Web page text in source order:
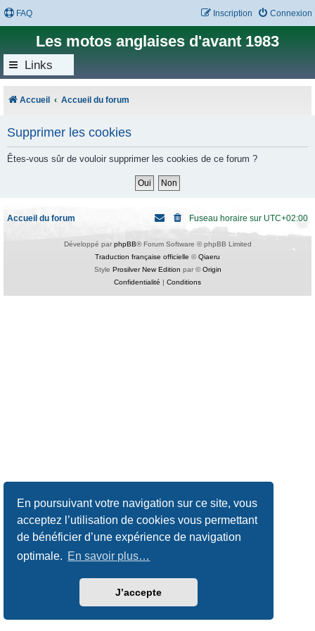
En poursuivant votre navigation sur ce site, vous
acceptez l’utilisation de cookies vous permettant
de bénéficier d’une expérience de navigation
optimale. En savoir plus…
J’accepte
FAQ Connexion
Inscription
Les motos anglaises d'avant 1983
Links
Accueil Accueil du forum
Supprimer les cookies
Êtes-vous sûr de vouloir supprimer les cookies de ce forum ?
Accueil du forum Fuseau horaire sur UTC+02:00
Développé par phpBB® Forum Software © phpBB Limited
Traduction française officielle ©Qiaeru
Style Prosilver New Edition par ©Origin
Confidentialité | Conditions